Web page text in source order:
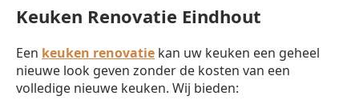
Keuken Renovatie Eindhout
Een keuken renovatie kan uw keuken een geheel
nieuwe look geven zonder de kosten van een
volledige nieuwe keuken. Wij bieden: